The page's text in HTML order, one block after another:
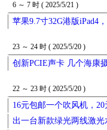
6 ～ 7 时 ( 2025/5/21 )
苹果9.7寸32G港版iPad4
23 ～ 24 时 ( 2025/5/20 )
创新PCIE声卡 几个海康
22 ～ 23 时 ( 2025/5/20 )
16元包邮一个吹风机，
出一台新款绿光两线激光